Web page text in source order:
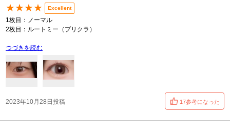
★★★★ Excellent
1枚目：ノーマル
2枚目：ルートミー（プリクラ）
つづきを読む
2023年10月28日投稿 17参考になった